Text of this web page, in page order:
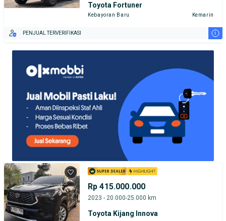
Toyota Fortuner
Kebayoran Baru Kemarin
PENJUAL TERVERIFIKASI i
Rp 415.000.000
2023 - 20.000-25.000 km
Toyota Kijang Innova